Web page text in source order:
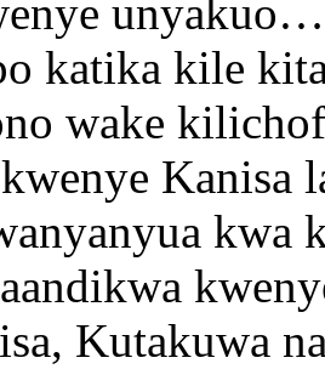
katika kile
wake
Kanisa
Kutakuwa